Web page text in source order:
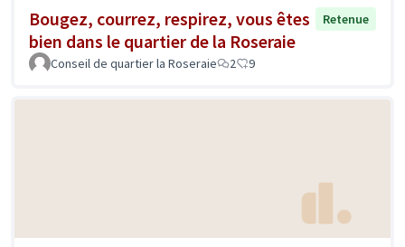
Bougez, courrez, respirez, vous êtes
bien dans le quartier de la Roseraie
Retenue
Conseil de quartier la Roseraie 2 9